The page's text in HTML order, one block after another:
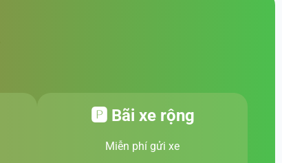
🅿️ Bãi xe rộng
Miễn phí gửi xe